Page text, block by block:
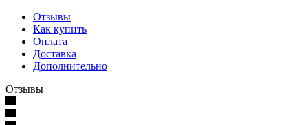
Отзывы
Как купить
Оплата
Доставка
Дополнительно
Отзывы